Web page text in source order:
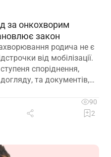
за онкохворим
закон
родича не є
від мобілізації.
споріднення,
та документів,
90
2